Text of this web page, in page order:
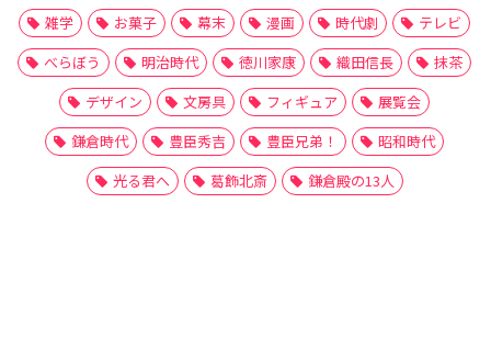
雑学
お菓子 幕末 漫画 時代劇
テレビ
べらぼう
明治時代 徳川家康 織田信長
抹茶
デザイン
文房具 フィギュア
展覧会
鎌倉時代
豊臣秀吉 豊臣兄弟！
昭和時代
光る君へ
葛飾北斎 鎌倉殿の13人